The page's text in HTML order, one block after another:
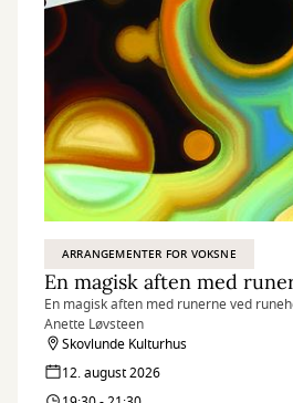
ARRANGEMENTER FOR VOKSNE
En magisk aften med runerne ved
Anette Løvsteen
Skovlunde Kulturhus
12. august 2026